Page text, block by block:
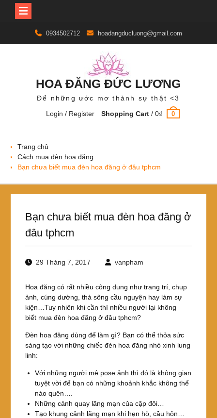
content
0934502712 hoadangducluong@gmail.com
HOA ĐĂNG ĐỨC LƯƠNG
Để những ước mơ thành sự thật <3
Login / Register
Shopping Cart /0₫ 0
Trang chủ
Cách mua đèn hoa đăng
Bạn chưa biết mua đèn hoa đăng ở đâu tphcm
Bạn chưa biết mua đèn hoa đăng ở
đâu tphcm
29 Tháng 7, 2017 vanpham
Hoa đăng có rất nhiều công dụng như trang trí, chụp
ảnh, cúng dường, thả sông cầu nguyện hay làm sự
kiện…Tuy nhiên khi cần thì nhiều người lại không
biết mua đèn hoa đăng ở đâu tphcm?
Đèn hoa đăng dùng để làm gì? Bạn có thể thỏa sức
sáng tạo với những chiếc đèn hoa đăng nhỏ xinh lung
linh:
Với những người mê pose ảnh thì đó là không gian
tuyệt vời để bạn có những khoảnh khắc không thể
nào quên….
Những cảnh quay lãng mạn của cặp đôi…
Tạo khung cảnh lãng mạn khi hẹn hò, cầu hôn…